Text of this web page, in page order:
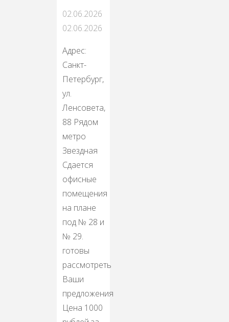
02.06.2026
02.06.2026
Адрес:
Санкт-
Петербург,
ул.
Ленсовета,
88 Рядом
метро
Звездная
Сдается
офисные
помещения
на плане
под № 28 и
№ 29.
готовы
рассмотреть
Ваши
предложения
Цена 1000